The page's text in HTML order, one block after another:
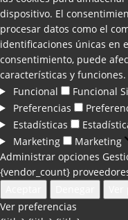
dispositivo. El
procesar datos como el
identificaciones únicas en
consentimiento, puede
características y funciones.
Funcional
Funcional
Preferencias
Estadísticas
Marketing
Marketing
Administrar opciones
{vendor_count}
Ver preferencias